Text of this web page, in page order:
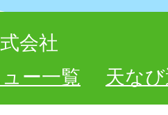
会社
ー一覧
天な